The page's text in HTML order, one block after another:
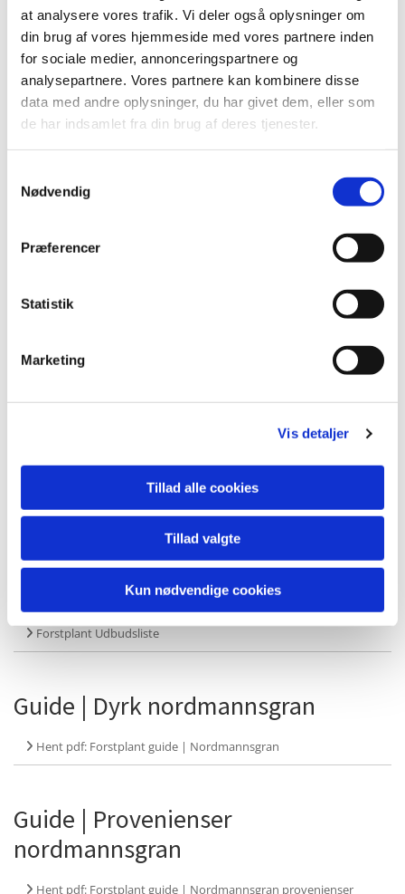
at analysere vores trafik. Vi deler også oplysninger om
din brug af vores hjemmeside med vores partnere inden
for sociale medier, annonceringspartnere og
analysepartnere. Vores partnere kan kombinere disse
data med andre oplysninger, du har givet dem, eller som
de har indsamlet fra din brug af deres tjenester.
Nødvendig
Præferencer
Statistik
Marketing
Vis detaljer
Tillad alle cookies
Tillad valgte
Kun nødvendige cookies
Nyttige links
Dansk Juletræsdyrkerforening
Dansk Skovforening
Landbrugsstyrelsen
Miljøstyrelsen
Samarbejdspartnere
Kertinge SkovNatur ApS | Fyn
Skovsøhus Natur ApS | Sjælland og øerne
Skov- Natur- Landskab ApS | Nord- og Vestjylland
Hent materiale:
Forstplant udbudsliste 2026
Forstplant Udbudsliste
Guide | Dyrk nordmannsgran
Hent pdf: Forstplant guide | Nordmannsgran
Guide | Provenienser
nordmannsgran
Hent pdf: Forstplant guide | Nordmannsgran provenienser